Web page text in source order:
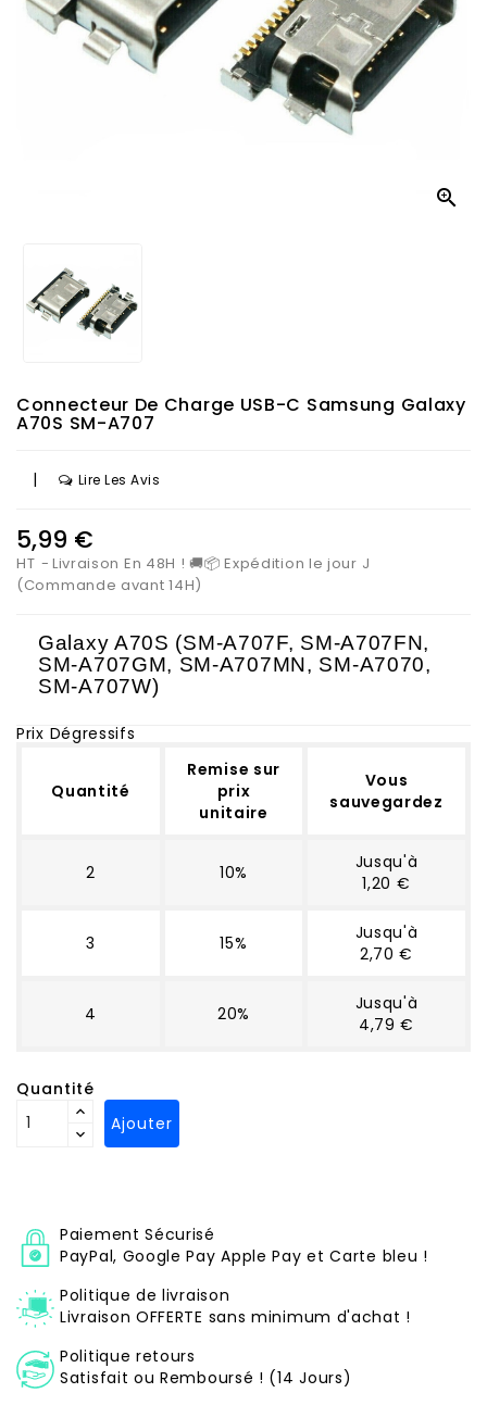

Connecteur De Charge USB-C Samsung Galaxy
A70S SM-A707
| Lire Les Avis
5,99 €
HT
Livraison En 48H ! 🚚📦 Expédition le jour J
(Commande avant 14H)
Galaxy A70S (SM-A707F, SM-A707FN,
SM-A707GM, SM-A707MN, SM-A7070,
SM-A707W)
Prix Dégressifs
Quantité
Remise sur
prix
unitaire
Vous
sauvegardez
2 10%
Jusqu'à
1,20 €
3 15%
Jusqu'à
2,70 €
4 20%
Jusqu'à
4,79 €
Quantité
Ajouter
Paiement Sécurisé
PayPal, Google Pay Apple Pay et Carte bleu !
Politique de livraison
Livraison OFFERTE sans minimum d'achat !
Politique retours
Satisfait ou Remboursé ! (14 Jours)